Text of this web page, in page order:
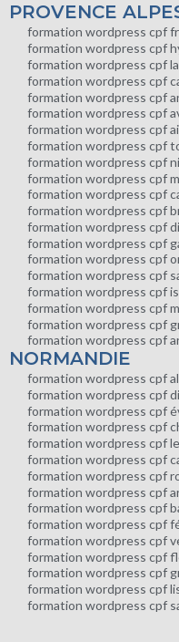
PROVENCE
formation wordpress cpf
formation wordpress cpf
formation wordpress cpf
formation wordpress cpf
formation wordpress cpf
formation wordpress cpf
formation wordpress cpf
formation wordpress cpf
formation wordpress cpf
formation wordpress cpf
formation wordpress cpf
formation wordpress cpf
formation wordpress cpf
formation wordpress cpf
formation wordpress cpf
formation wordpress cpf
formation wordpress cpf
formation wordpress cpf
formation wordpress cpf
formation wordpress cpf
NORMANDIE
formation wordpress cpf
formation wordpress cpf
formation wordpress cpf
formation wordpress cpf
formation wordpress cpf
formation wordpress cpf
formation wordpress cpf
formation wordpress cpf
formation wordpress cpf
formation wordpress cpf
formation wordpress cpf
formation wordpress cpf
formation wordpress cpf
formation wordpress cpf
formation wordpress cpf